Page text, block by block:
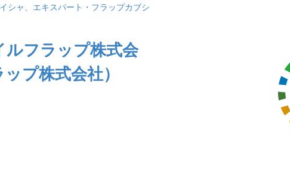
シャ、エキスパート・フラップカブシ
ルフラップ株式会
プ株式会社）